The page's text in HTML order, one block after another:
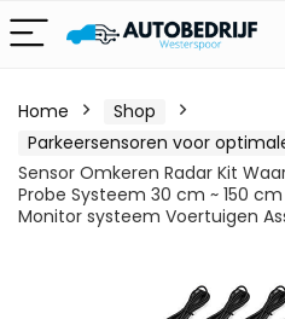
Home
Shop
Parkeersensoren voor
Sensor Omkeren Radar Kit
Probe Systeem 30 cm ~ 150
Monitor systeem Voertuigen